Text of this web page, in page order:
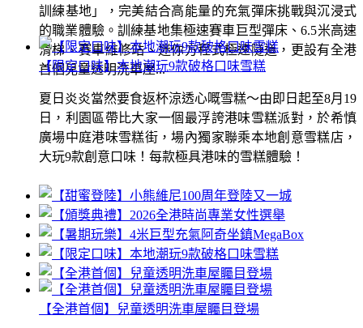
訓練基地」，完美結合高能量的充氣彈床挑戰與沉浸式
的職業體驗。訓練基地集極速賽車巨型彈床、6.5米高速
滑梯、賽車維修站、迷你方程式極速隧道，更設有全港
首個兒童透明洗車屋...
【限定口味】本地潮玩9款破格口味雪糕
夏日炎炎當然要食返杯涼透心嘅雪糕～由即日起至8月19
日，利園區帶比大家一個最浮誇港味雪糕派對，於希慎
廣場中庭港味雪糕街，場內獨家聯乘本地創意雪糕店，
大玩9款創意口味！每款極具港味的雪糕體驗！
【全港首個】兒童透明洗車屋矚目登場